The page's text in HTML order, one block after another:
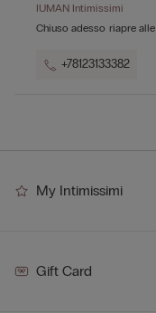
IUMAN Intimissimi
Chiuso adesso riapre alle
+78123133382
My Intimissimi
Gift Card